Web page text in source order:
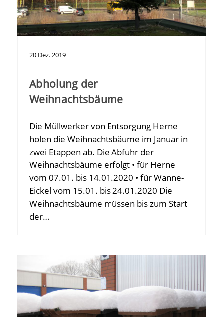
20 Dez. 2019
Abholung der
Weihnachtsbäume
Die Müllwerker von Entsorgung Herne
holen die Weihnachtsbäume im Januar in
zwei Etappen ab. Die Abfuhr der
Weihnachtsbäume erfolgt • für Herne
vom 07.01. bis 14.01.2020 • für Wanne-
Eickel vom 15.01. bis 24.01.2020 Die
Weihnachtsbäume müssen bis zum Start
der…